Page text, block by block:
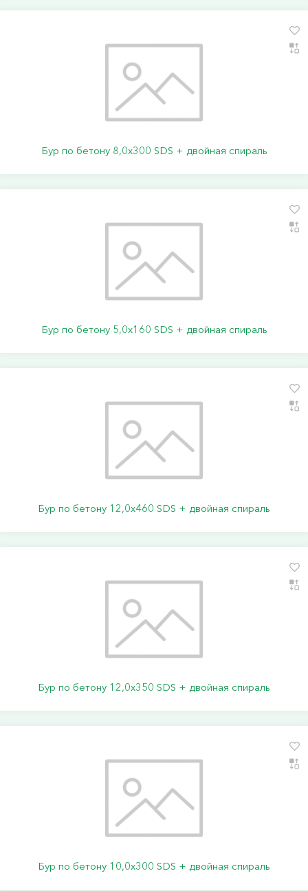
Бур по бетону 8,0х300 SDS + двойная спираль
Бур по бетону 5,0х160 SDS + двойная спираль
Бур по бетону 12,0х460 SDS + двойная спираль
Бур по бетону 12,0х350 SDS + двойная спираль
Бур по бетону 10,0х300 SDS + двойная спираль